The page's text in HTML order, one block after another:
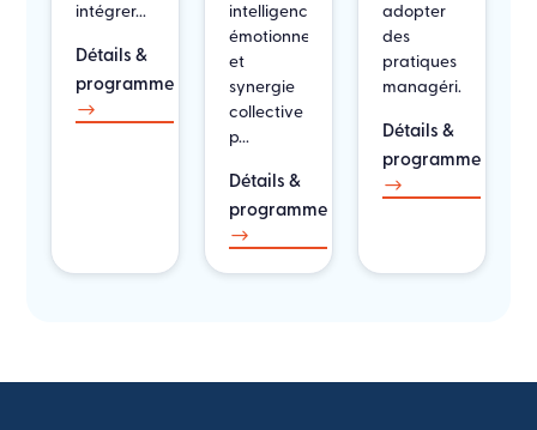
intégrer...
Détails &
programme
$
intelligence
émotionnelle
et
synergie
collective
p...
Détails &
programme
$
adopter
des
pratiques
managéri...
Détails &
programme
$